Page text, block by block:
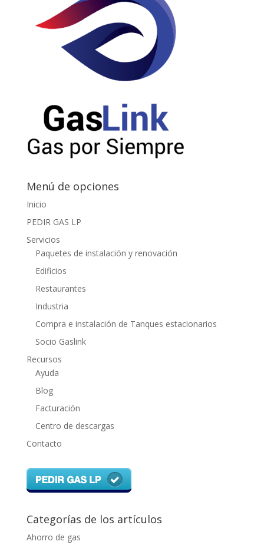
Menú de opciones
Inicio
PEDIR GAS LP
Servicios
Paquetes de instalación y renovación
Edificios
Restaurantes
Industria
Compra e instalación de Tanques estacionarios
Socio Gaslink
Recursos
Ayuda
Blog
Facturación
Centro de descargas
Contacto
Categorías de los artículos
Ahorro de gas